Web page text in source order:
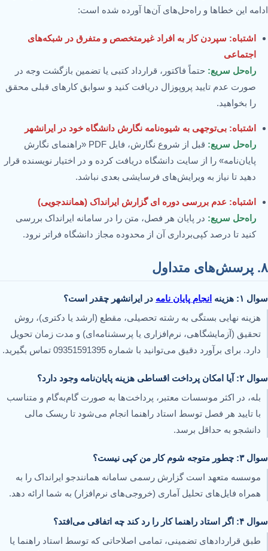
ادامه این خطاها و راه‌حل‌های آن‌ها آورده شده است:
اشتباه: سپردن کار به افراد غیرمتخصص و متفرق در شبکه‌های
اجتماعی
راه‌حل سریع: حتماً فاکتور، قرارداد کتبی یا تضمین بازگشت وجه در
صورت عدم تایید پروپوزال دریافت کنید و سوابق کارهای قبلی محقق
را بخواهید.
اشتباه: بی‌توجهی به شیوه‌نامه نگارش دانشگاه خود در ایرانشهر
راه‌حل سریع:
قبل از شروع نگارش، فایل PDF «راهنمای نگارش
پایان‌نامه» را از سایت دانشگاه دریافت کرده و در اختیار نویسنده قرار
دهید تا نیاز به ویرایش‌های فرسایشی بعدی نباشد.
اشتباه: عدم بررسی دوره ای گزارش ایرانداک (همانندجویی)
راه‌حل سریع: در پایان هر فصل، متن را در سامانه ایرانداک بررسی
کنید تا درصد کپی‌برداری آن از محدوده مجاز دانشگاه فراتر نرود.
۸. پرسش‌های متداول
سوال ۱: هزینه انجام پایان نامه در ایرانشهر چقدر است؟
هزینه نهایی بستگی به رشته تحصیلی، مقطع (ارشد یا دکتری)، روش
تحقیق (آزمایشگاهی، نرم‌افزاری یا پرسشنامه‌ای) و مدت زمان تحویل
دارد. برای برآورد دقیق می‌توانید با شماره 09351591395 تماس بگیرید.
سوال ۲: آیا امکان پرداخت اقساطی هزینه پایان‌نامه وجود دارد؟
بله، در اکثر موسسات معتبر، پرداخت‌ها به صورت گام‌به‌گام و متناسب
با تایید هر فصل توسط استاد راهنما انجام می‌شود تا ریسک مالی
دانشجو به حداقل برسد.
سوال ۳: چطور متوجه شوم کار من کپی نیست؟
موسسه متعهد است گزارش رسمی سامانه همانندجو ایرانداک را به
همراه فایل‌های تحلیل آماری (خروجی‌های نرم‌افزار) به شما ارائه دهد.
سوال ۴: اگر استاد راهنما کار را رد کند چه اتفاقی می‌افتد؟
طبق قراردادهای تضمینی، تمامی اصلاحاتی که توسط استاد راهنما یا